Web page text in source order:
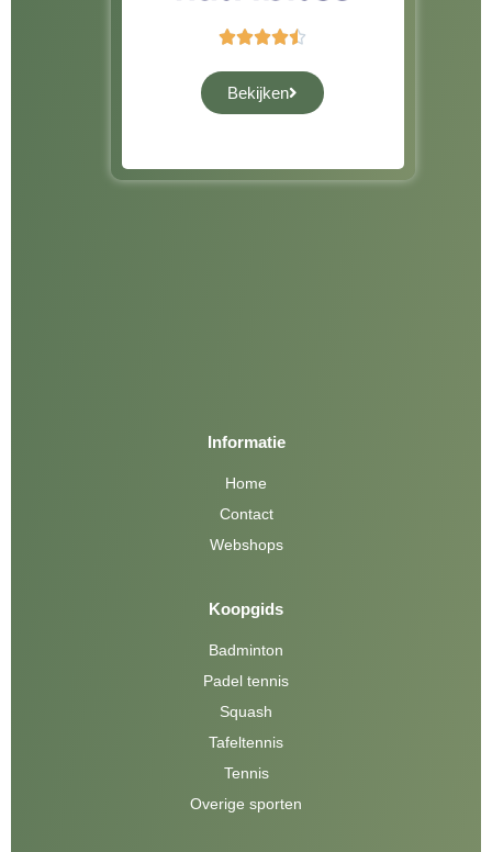

Bekijken
Informatie
Home
Contact
Webshops
Koopgids
Badminton
Padel tennis
Squash
Tafeltennis
Tennis
Overige sporten